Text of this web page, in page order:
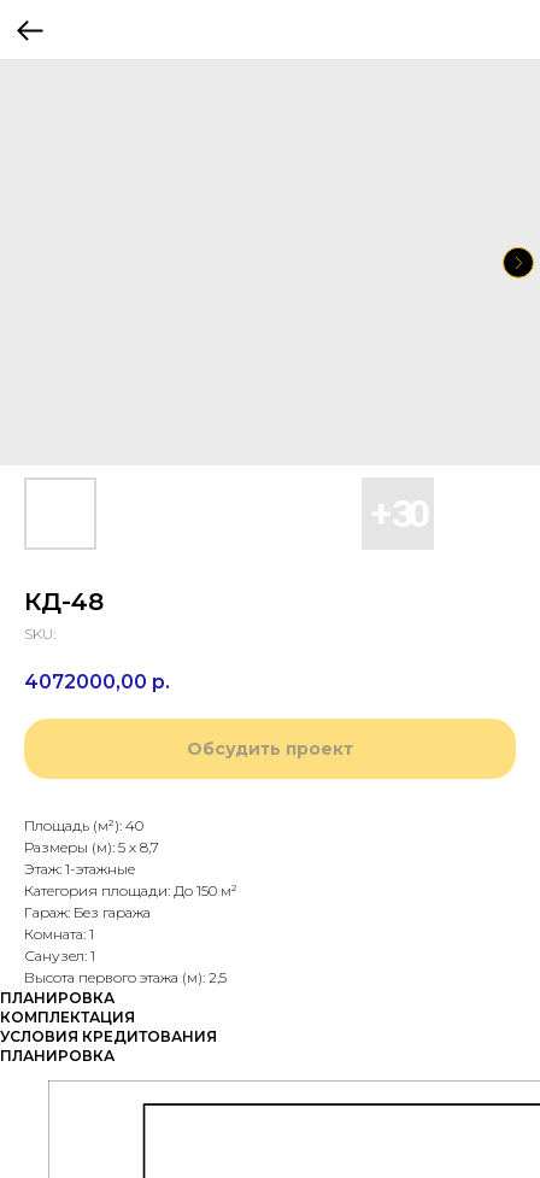
КД-48
SKU:
4072000,00 р.
Обсудить проект
Площадь (м²): 40
Размеры (м): 5 х 8,7
Этаж: 1-этажные
Категория площади: До 150 м²
Гараж: Без гаража
Комната: 1
Санузел: 1
Высота первого этажа (м): 2,5
ПЛАНИРОВКА
КОМПЛЕКТАЦИЯ
УСЛОВИЯ КРЕДИТОВАНИЯ
ПЛАНИРОВКА